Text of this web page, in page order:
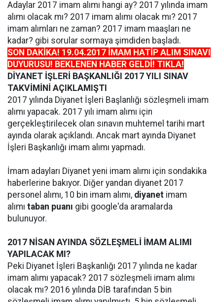
Adaylar 2017 imam alımı hangi ay? 2017 yılında imam
alımı olacak mı? 2017 imam alımı olacak mı? 2017
imam alımları ne zaman? 2017 imam maaşları ne
kadar? gibi sorular sormaya şimdiden başladı.
SON DAKİKA! 19.04.2017 İMAM HATİP ALIM SINAVI
DUYURUSU! BEKLENEN HABER GELDİ! TIKLA!
DİYANET İŞLERİ BAŞKANLIĞI 2017 YILI SINAV
TAKVİMİNİ AÇIKLAMIŞTI
2017 yılında Diyanet İşleri Başlanlığı sözleşmeli imam
alımı yapacak. 2017 yılı imam alımı için
gerçekleştirilecek olan sınavın muhtemel tarihi mart
ayında olarak açıklandı. Ancak mart ayında Diyanet
İşleri Başkanlığı imam alımı yapmadı.
İmam adayları Diyanet yeni imam alımı için sondakika
haberlerine bakıyor. Diğer yandan diyanet 2017
personel alımı, 10 bin imam alımı, diyanet imam
alımı taban puanı gibi google'da aramalarda
bulunuyor.
2017 NİSAN AYINDA SÖZLEŞMELİ İMAM ALIMI
YAPILACAK MI?
Peki Diyanet İşleri Başkanlığı 2017 yılında ne kadar
imam alımı yapacak? 2017 sözleşmeli imam alımı
olacak mı? 2016 yılında DİB tarafından 5 bin